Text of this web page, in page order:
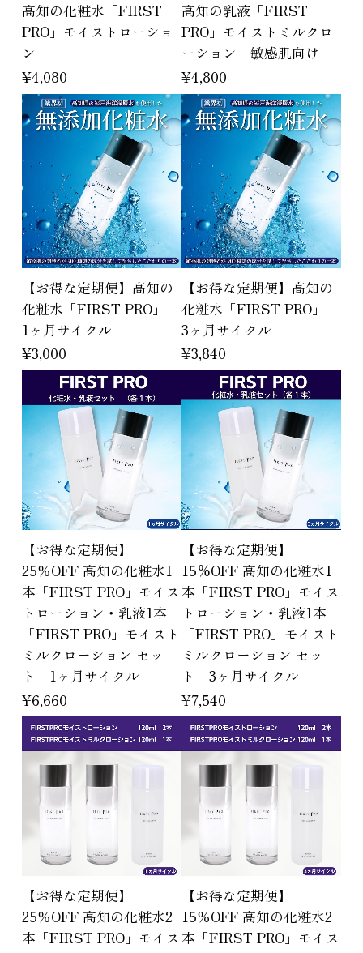
高知の化粧水「FIRST
PRO」モイストローショ
ン
¥4,080
高知の乳液「FIRST
PRO」モイストミルクロ
ーション 敏感肌向け
¥4,800
【お得な定期便】高知の
化粧水「FIRST PRO」
1ヶ月サイクル
¥3,000
【お得な定期便】高知の
化粧水「FIRST PRO」
3ヶ月サイクル
¥3,840
【お得な定期便】
25％OFF 高知の化粧水1
本「FIRST PRO」モイス
トローション・乳液1本
「FIRST PRO」モイスト
ミルクローション セッ
ト 1ヶ月サイクル
¥6,660
【お得な定期便】
15%OFF 高知の化粧水1
本「FIRST PRO」モイス
トローション・乳液1本
「FIRST PRO」モイスト
ミルクローション セッ
ト 3ヶ月サイクル
¥7,540
【お得な定期便】
25％OFF 高知の化粧水2
本「FIRST PRO」モイス
【お得な定期便】
15％OFF 高知の化粧水2
本「FIRST PRO」モイス